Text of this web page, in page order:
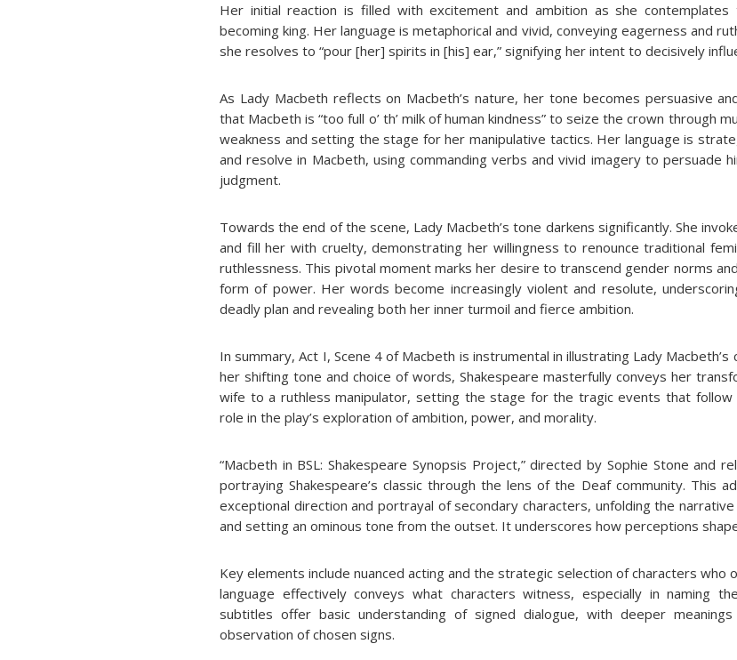
Her initial reaction is filled with excitement and ambition as she
becoming king. Her language is metaphorical and vivid, conveying eagerness and
she resolves to “pour [her] spirits in [his] ear,” signifying her intent to decisively
As Lady Macbeth reflects on Macbeth’s nature, her tone becomes persuasive
that Macbeth is “too full o’ th’ milk of human kindness” to seize the crown through
weakness and setting the stage for her manipulative tactics. Her language is
and resolve in Macbeth, using commanding verbs and vivid imagery to persuade
judgment.
Towards the end of the scene, Lady Macbeth’s tone darkens significantly. She
and fill her with cruelty, demonstrating her willingness to renounce traditional
ruthlessness. This pivotal moment marks her desire to transcend gender norms
form of power. Her words become increasingly violent and resolute,
deadly plan and revealing both her inner turmoil and fierce ambition.
In summary, Act I, Scene 4 of Macbeth is instrumental in illustrating Lady Macbeth’s
her shifting tone and choice of words, Shakespeare masterfully conveys her
wife to a ruthless manipulator, setting the stage for the tragic events that follow
role in the play’s exploration of ambition, power, and morality.
“Macbeth in BSL: Shakespeare Synopsis Project,” directed by Sophie Stone and
portraying Shakespeare’s classic through the lens of the Deaf community. This
exceptional direction and portrayal of secondary characters, unfolding the
and setting an ominous tone from the outset. It underscores how perceptions
Key elements include nuanced acting and the strategic selection of characters who
language effectively conveys what characters witness, especially in naming
subtitles offer basic understanding of signed dialogue, with deeper
observation of chosen signs.